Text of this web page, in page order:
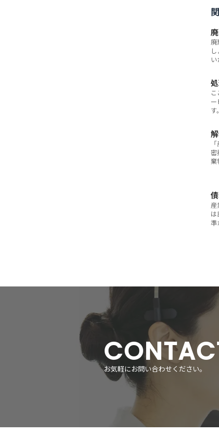
い
ー
す。
密
棄
は
準
解
お気軽にお問い合わせください。